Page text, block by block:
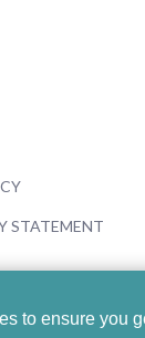
to ensure you
STATEMENT